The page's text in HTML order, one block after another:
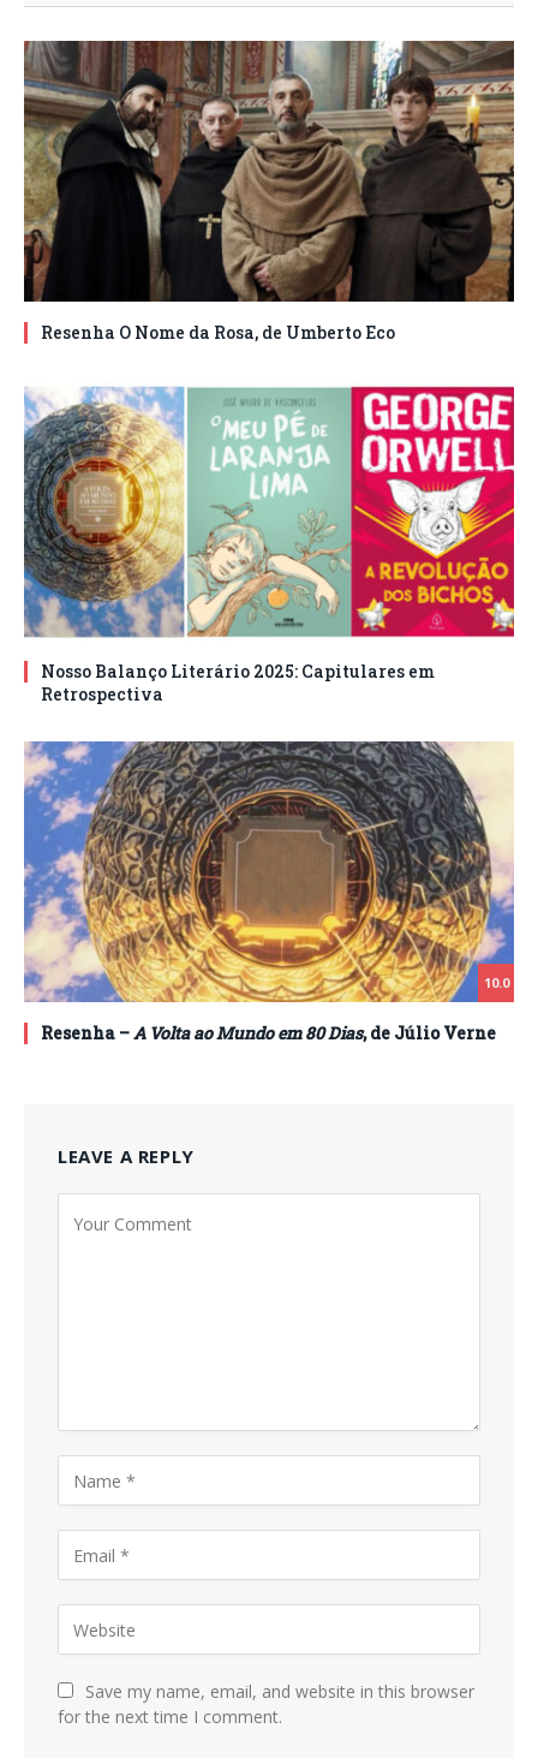
Resenha O Nome da Rosa, de Umberto Eco
Nosso Balanço Literário 2025: Capitulares em
Retrospectiva
10.0
Resenha –A Volta ao Mundo em 80 Dias, de Júlio Verne
LEAVE A REPLY
Save my name, email, and website in this browser
for the next time I comment.